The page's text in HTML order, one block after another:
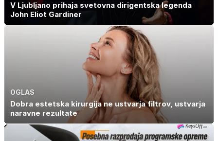
V Ljubljano prihaja svetovna dirigentska legenda
John Eliot Gardiner
OGLAS
Dobra estetska kirurgija ne ustvarja filtrov, ustvarja
naravne rezultate